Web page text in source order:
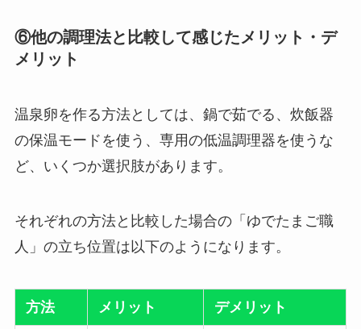
⑥他の調理法と比較して感じたメリット・デ
メリット
温泉卵を作る方法としては、鍋で茹でる、炊飯器
の保温モードを使う、専用の低温調理器を使うな
ど、いくつか選択肢があります。
それぞれの方法と比較した場合の「ゆでたまご職
人」の立ち位置は以下のようになります。
方法 メリット デメリット